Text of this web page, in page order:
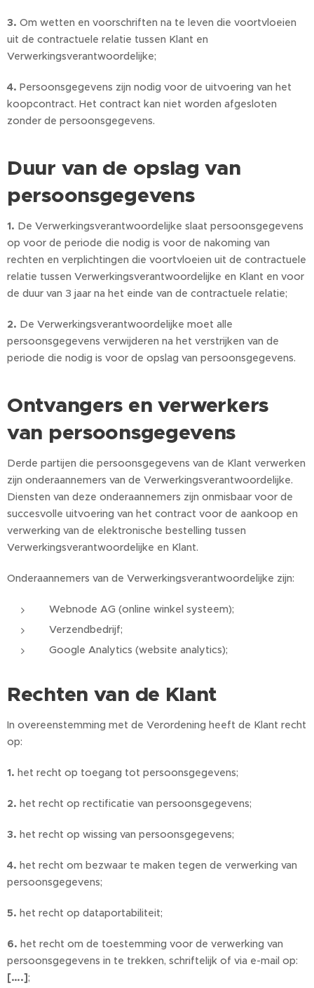
3. Om wetten en voorschriften na te leven die voortvloeien
uit de contractuele relatie tussen Klant en
Verwerkingsverantwoordelijke;
4. Persoonsgegevens zijn nodig voor de uitvoering van het
koopcontract. Het contract kan niet worden afgesloten
zonder de persoonsgegevens.
Duur van de opslag van
persoonsgegevens
1. De Verwerkingsverantwoordelijke slaat persoonsgegevens
op voor de periode die nodig is voor de nakoming van
rechten en verplichtingen die voortvloeien uit de contractuele
relatie tussen Verwerkingsverantwoordelijke en Klant en voor
de duur van 3 jaar na het einde van de contractuele relatie;
2. De Verwerkingsverantwoordelijke moet alle
persoonsgegevens verwijderen na het verstrijken van de
periode die nodig is voor de opslag van persoonsgegevens.
Ontvangers en verwerkers
van persoonsgegevens
Derde partijen die persoonsgegevens van de Klant verwerken
zijn onderaannemers van de Verwerkingsverantwoordelijke.
Diensten van deze onderaannemers zijn onmisbaar voor de
succesvolle uitvoering van het contract voor de aankoop en
verwerking van de elektronische bestelling tussen
Verwerkingsverantwoordelijke en Klant.
Onderaannemers van de Verwerkingsverantwoordelijke zijn:
Webnode AG (online winkel systeem);
Verzendbedrijf;
Google Analytics (website analytics);
Rechten van de Klant
In overeenstemming met de Verordening heeft de Klant recht
op:
1. het recht op toegang tot persoonsgegevens;
2. het recht op rectificatie van persoonsgegevens;
3. het recht op wissing van persoonsgegevens;
4. het recht om bezwaar te maken tegen de verwerking van
persoonsgegevens;
5. het recht op dataportabiliteit;
6. het recht om de toestemming voor de verwerking van
persoonsgegevens in te trekken, schriftelijk of via e-mail op:
[….];